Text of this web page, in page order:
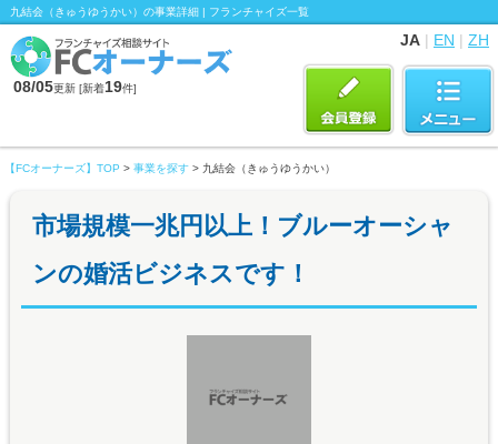
九結会（きゅうゆうかい）の事業詳細 | フランチャイズ一覧
08/05更新 [新着19件]
JA | EN | ZH
【FCオーナーズ】TOP >事業を探す> 九結会（きゅうゆうかい）
市場規模一兆円以上！ブルーオーシャ
ンの婚活ビジネスです！